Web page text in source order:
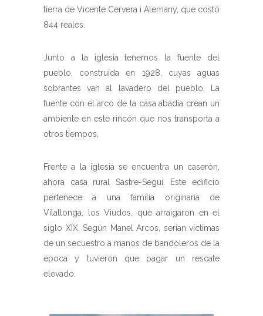
tierra de Vicente Cervera i Alemany, que costó
844 reales.
Junto a la iglesia tenemos la fuente del
pueblo, construida en 1928, cuyas aguas
sobrantes van al lavadero del pueblo. La
fuente con el arco de la casa abadía crean un
ambiente en este rincón que nos transporta a
otros tiempos.
Frente a la iglesia se encuentra un caserón,
ahora casa rural Sastre-Seguí. Este edificio
pertenece a una familia originaria de
Vilallonga, los Viudos, que arraigaron en el
siglo XIX. Según Manel Arcos, serían víctimas
de un secuestro a manos de bandoleros de la
época y tuvieron que pagar un rescate
elevado.